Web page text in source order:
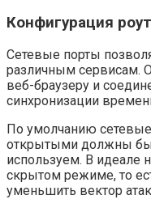
Конфигурация
Сетевые порты
различным сервисам.
веб-браузеру и
синхронизации
По умолчанию
открытыми должны
используем. В
скрытом режиме, то
уменьшить вектор